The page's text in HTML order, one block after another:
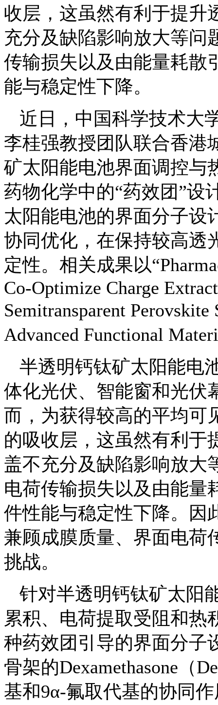
收层，这虽然有利于提升
充分及缺陷影响放大等问
传输损失以及由能量耗散
能与稳定性下降。
近日，中国科学技术大
李桂强教授团队联合香港
矿太阳能电池界面调控与
药物化学中的“药效团”设
太阳能电池的界面分子设
协同优化，在保持较高透
定性。相关成果以
Co-Optimize Charge
Semitransparent
Advanced Functional
半透明钙钛矿太阳能电
体化光伏、智能窗和光伏
而，为获得较高的平均可
的吸收层，这虽然有利于
盖不充分及缺陷影响放大
电荷传输损失以及由能量
件性能与稳定性下降。因
兼顾成膜质量、界面电荷
挑战。
针对半透明钙钛矿太阳
累积、电荷提取受阻和热
种药效团引导的界面分子
骨架的Dexamethasone（
基和9α-氟取代基的协同